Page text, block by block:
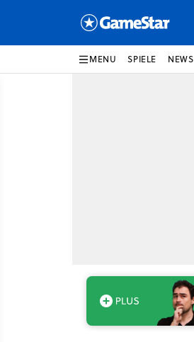
MENU SPIELE NEWS